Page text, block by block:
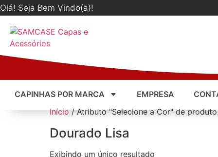
Olá! Seja Bem Vindo(a)!
CAPINHAS POR MARCA EMPRESA
Início/ Atributo "Selecione a Cor" de
Dourado Lisa
Exibindo um único resultado